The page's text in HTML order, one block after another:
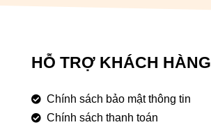
HỖ TRỢ KHÁCH HÀNG
Chính sách bảo mật thông tin
Chính sách thanh toán